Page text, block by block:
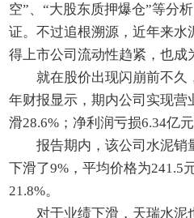
空”、“大股东质押爆仓”等分
证。不过追根溯源，近年来水
得上市公司流动性趋紧，也成
就在股价出现闪崩前不久
年财报显示，期内公司实现营
滑28.6%；净利润亏损6.34亿
报告期内，该公司水泥销
下滑了9%，平均价格为241.5
21.8%。
对于业绩下滑，天瑞水泥